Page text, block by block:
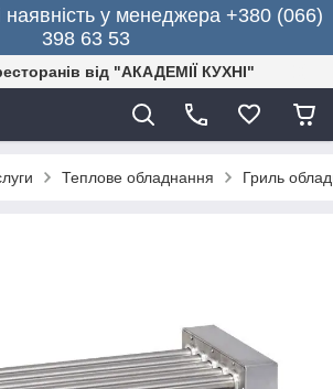
наявність у менеджера +380 (066)
398 63 53
від "АКАДЕМІЇ КУХНІ"
Теплове обладнання Гриль